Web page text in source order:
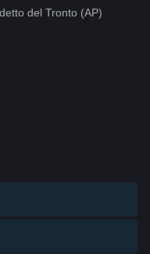
del Tronto (AP)